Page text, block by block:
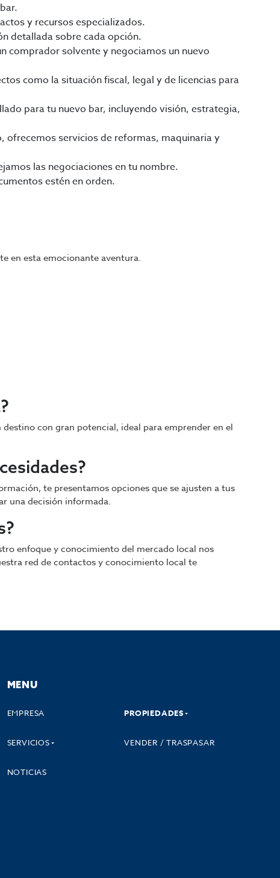
y recursos especializados.
detallada sobre cada opción.
comprador solvente y negociamos un nuevo
como la situación fiscal, legal y de licencias para
para tu nuevo bar, incluyendo visión, estrategia,
ofrecemos servicios de reformas, maquinaria y
las negociaciones en tu nombre.
estén en orden.
en esta emocionante aventura.
con gran potencial, ideal para emprender en el
te presentamos opciones que se ajusten a tus
una decisión informada.
enfoque y conocimiento del mercado local nos
red de contactos y conocimiento local te
MENU
EMPRESA PROPIEDADES
SERVICIOS VENDER / TRASPASAR
NOTICIAS